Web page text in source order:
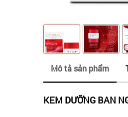
Mô tả sản phẩm
KEM DƯỠNG BAN